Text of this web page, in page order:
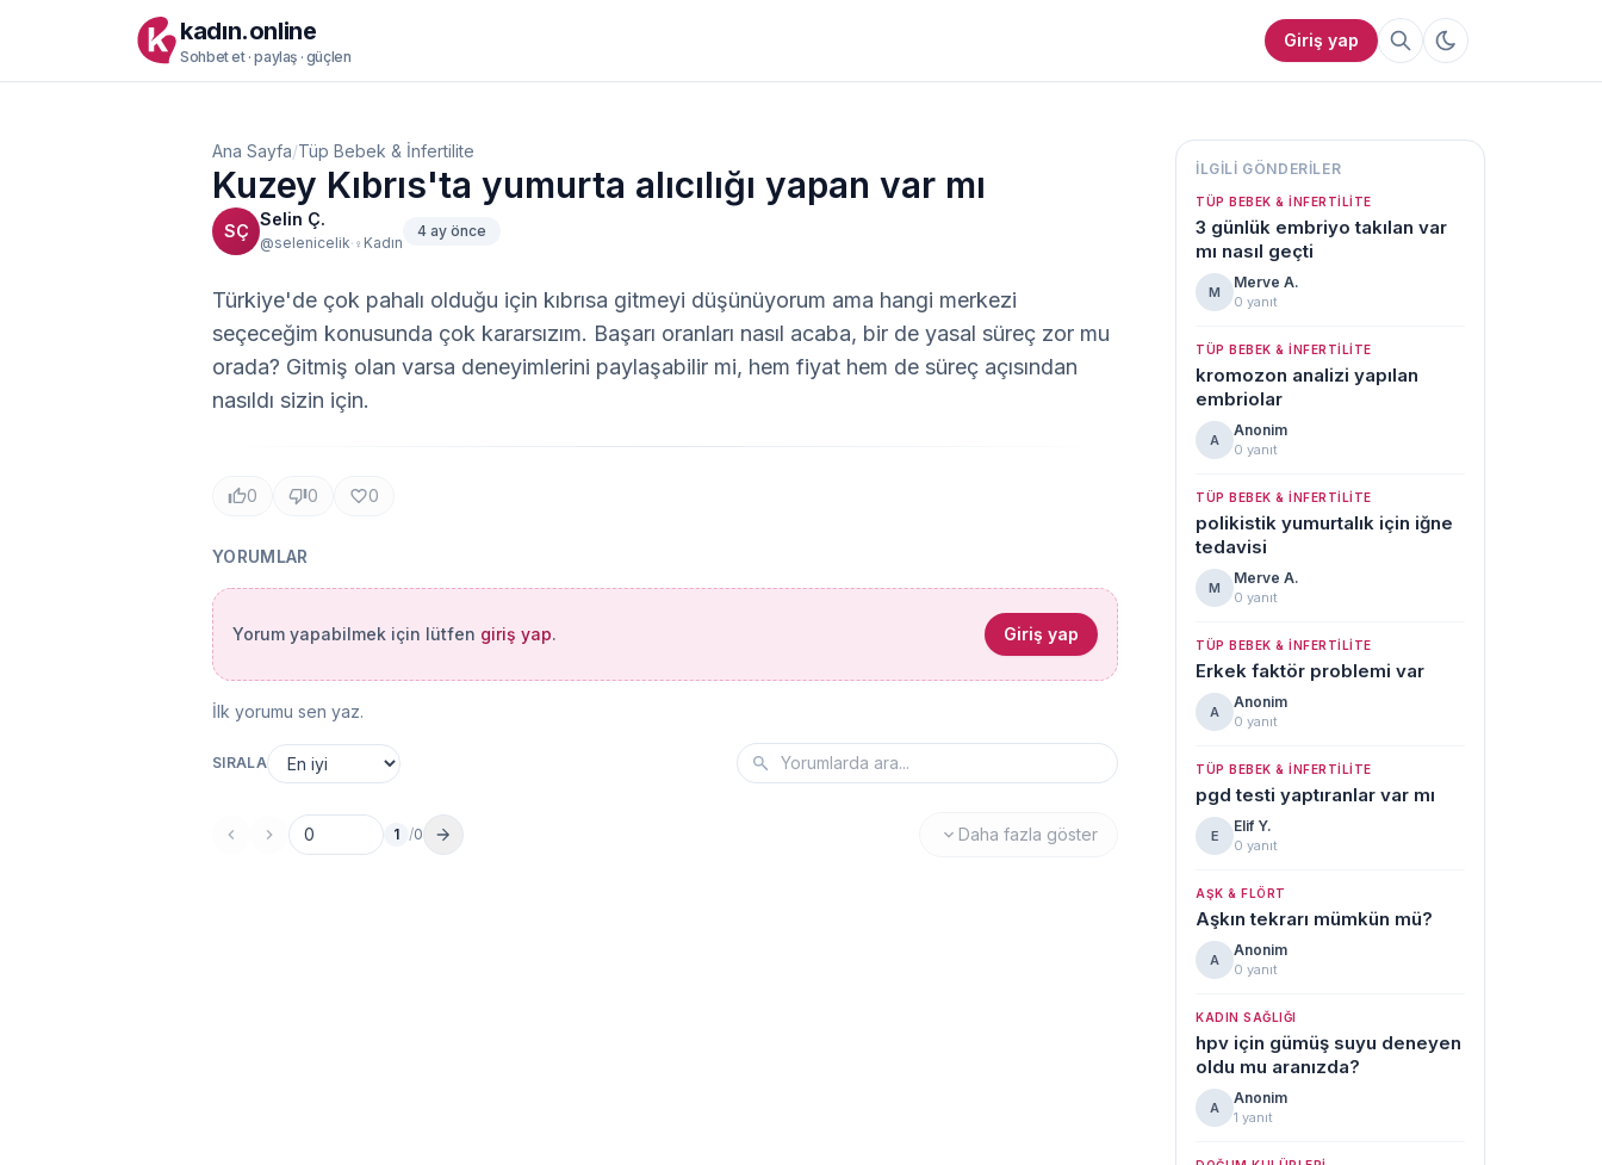
kadın.online
Sohbet et · paylaş · güçlen
Giriş yap
Ana Sayfa/Tüp Bebek & İnfertilite
Kuzey Kıbrıs'ta yumurta alıcılığı yapan var mı
SÇ
Selin Ç.
@selenicelik· ♀ Kadın
4 ay önce
Türkiye'de çok pahalı olduğu için kıbrısa gitmeyi düşünüyorum ama hangi merkezi
seçeceğim konusunda çok kararsızım. Başarı oranları nasıl acaba, bir de yasal süreç zor mu
orada? Gitmiş olan varsa deneyimlerini paylaşabilir mi, hem fiyat hem de süreç açısından
nasıldı sizin için.
0 0 0
YORUMLAR
Yorum yapabilmek için lütfen giriş yap. Giriş yap
İlk yorumu sen yaz.
SIRALA
Sayfa no
1 /0 Daha fazla göster
İLGILI GÖNDERILER
TÜP BEBEK & İNFERTILITE
3 günlük embriyo takılan var
mı nasıl geçti
M
Merve A.
0 yanıt
TÜP BEBEK & İNFERTILITE
kromozon analizi yapılan
embriolar
A
Anonim
0 yanıt
TÜP BEBEK & İNFERTILITE
polikistik yumurtalık için iğne
tedavisi
M
Merve A.
0 yanıt
TÜP BEBEK & İNFERTILITE
Erkek faktör problemi var
A
Anonim
0 yanıt
TÜP BEBEK & İNFERTILITE
pgd testi yaptıranlar var mı
E
Elif Y.
0 yanıt
AŞK & FLÖRT
Aşkın tekrarı mümkün mü?
A
Anonim
0 yanıt
KADIN SAĞLIĞI
hpv için gümüş suyu deneyen
oldu mu aranızda?
A
Anonim
1 yanıt